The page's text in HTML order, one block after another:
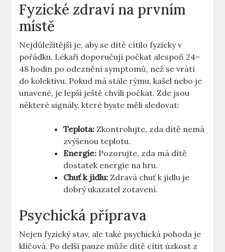
Fyzické zdraví na prvním
místě
Nejdůležitější je, aby se dítě cítilo fyzicky v
pořádku. Lékaři doporučují počkat alespoň 24–
48 hodin po odeznění symptomů, než se vrátí
do kolektivu. Pokud má stále rýmu, kašel nebo je
unavené, je lepší ještě chvíli počkat. Zde jsou
některé signály, které byste měli sledovat:
Teplota: Zkontrolujte, zda dítě nemá
zvýšenou teplotu.
Energie: Pozorujte, zda má dítě
dostatek energie na hru.
Chuť k jídlu: Zdravá chuť k jídlu je
dobrý ukazatel zotavení.
Psychická příprava
Nejen fyzický stav, ale také psychická pohoda je
klíčová. Po delší pauze může dítě cítit úzkost z